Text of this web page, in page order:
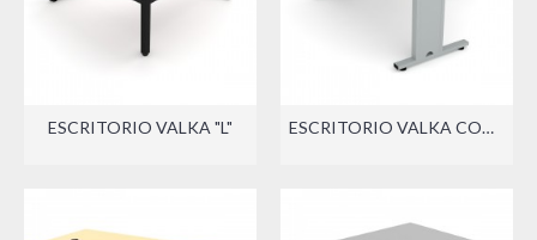
ESCRITORIO VALKA "L" ESCRITORIO VALKA CON LATERAL (DER./IZQ.)